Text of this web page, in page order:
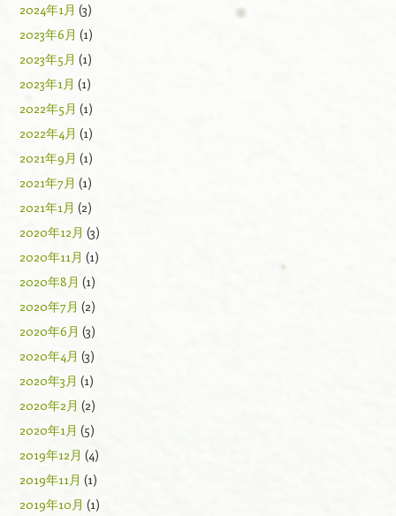
2024年1月 (3)
2023年6月 (1)
2023年5月 (1)
2023年1月 (1)
2022年5月 (1)
2022年4月 (1)
2021年9月 (1)
2021年7月 (1)
2021年1月 (2)
2020年12月 (3)
2020年11月 (1)
2020年8月 (1)
2020年7月 (2)
2020年6月 (3)
2020年4月 (3)
2020年3月 (1)
2020年2月 (2)
2020年1月 (5)
2019年12月 (4)
2019年11月 (1)
2019年10月 (1)